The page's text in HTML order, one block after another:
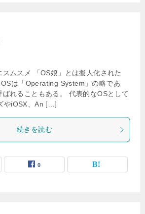
スムスメ 「OS娘」とは擬人化された
は「Operating System」の略であ
ばれることもある。 代表的なOSとして
やiOSX、An […]
続きを読む
0